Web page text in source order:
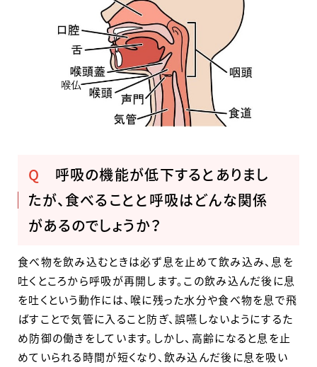
Q 呼吸の機能が低下するとありまし
たが、食べることと呼吸はどんな関係
があるのでしょうか？
食べ物を飲み込むときは必ず息を止めて飲み込み、息を
吐くところから呼吸が再開します。この飲み込んだ後に息
を吐くという動作には、喉に残った水分や食べ物を息で飛
ばすことで気管に入ること防ぎ、誤嚥しないようにするた
め防御の働きをしています。しかし、高齢になると息を止
めていられる時間が短くなり、飲み込んだ後に息を吸い